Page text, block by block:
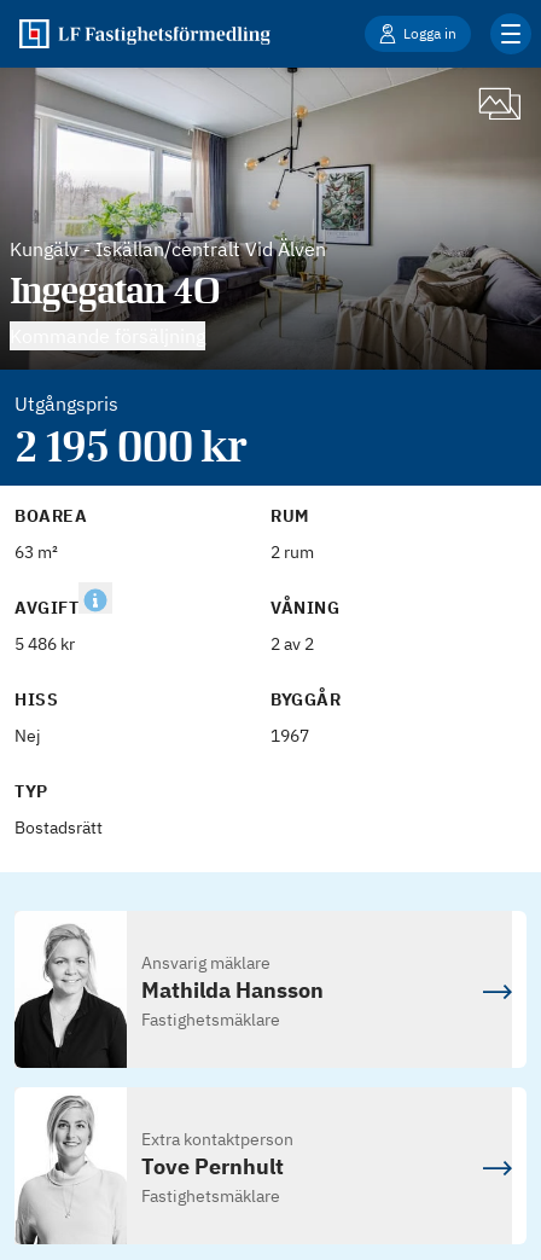
Logga in
Kungälv-Iskällan/centralt Vid Älven
Ingegatan 4O
Utgångspris
2 195 000kr
BOAREA
63 m²
RUM
2 rum
AVGIFT
5 486 kr
VÅNING
2 av 2
HISS
Nej
BYGGÅR
1967
TYP
Bostadsrätt
Ansvarig mäklare
Mathilda Hansson
Fastighetsmäklare
Extra kontaktperson
Tove Pernhult
Fastighetsmäklare